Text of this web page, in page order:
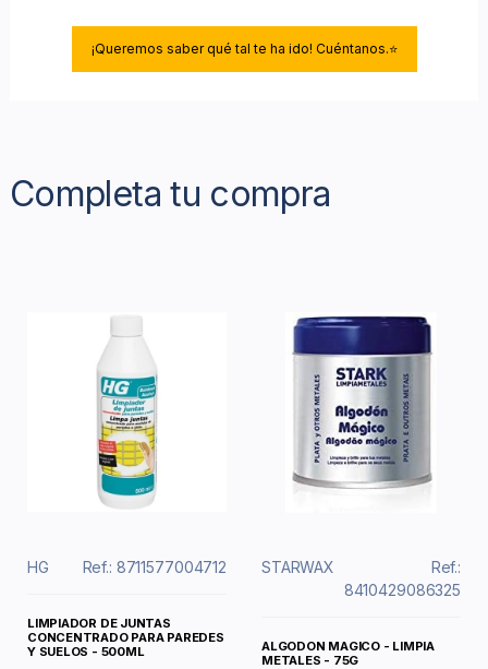
¡Queremos saber qué tal te ha ido! Cuéntanos.⭐
Completa tu compra
HG Ref.: 8711577004712
LIMPIADOR DE JUNTAS
CONCENTRADO PARA PAREDES
Y SUELOS - 500ML
STARWAX
Ref.:
8410429086325
ALGODON MAGICO - LIMPIA
METALES - 75G